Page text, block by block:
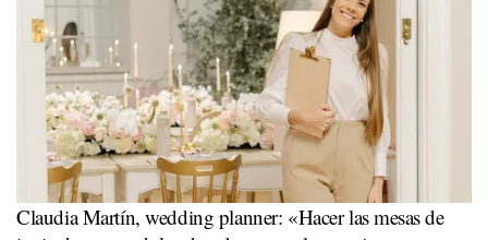
Claudia Martín, wedding planner: «Hacer las mesas de